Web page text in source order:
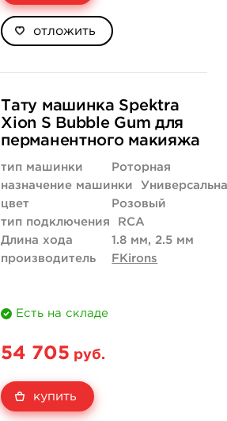
отложить
Тату машинка Spektra
Xion S Bubble Gum для
перманентного макияжа
тип машинки
Роторная
назначение машинки
цвет
Розовый
тип подключения
RCA
Длина хода
1.8 мм, 2.5 мм
производитель
FKirons
Есть на складе
54 705 руб.
купить